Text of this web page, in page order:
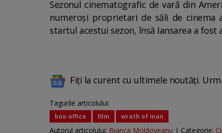
Sezonul cinematografic de vară din
numeroşi proprietari de săli de cinema
startul acestui sezon, însă lansarea a fost
Fiți la curent cu ultimele noutăți.
Tagurile articolului:
box-office film wrath of man
Autorul articolului: Bianca Moldoveanu | Categorie: